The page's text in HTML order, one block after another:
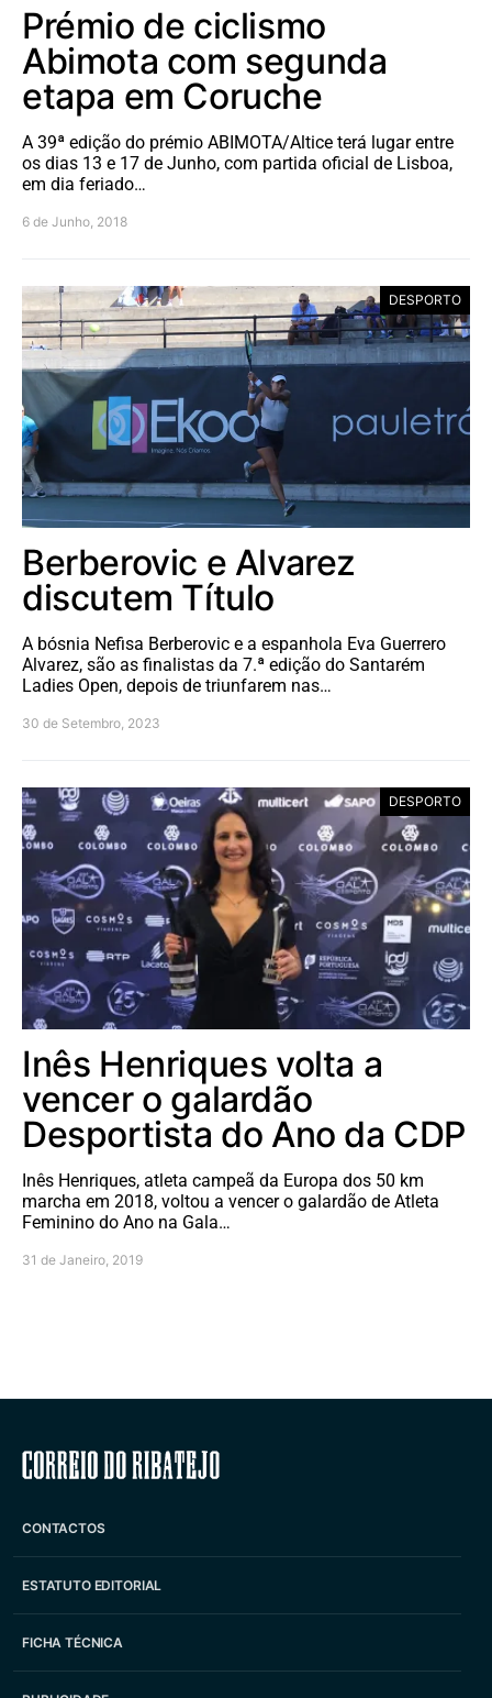
Prémio de ciclismo
Abimota com segunda
etapa em Coruche
A 39ª edição do prémio ABIMOTA/Altice terá lugar entre
os dias 13 e 17 de Junho, com partida oficial de Lisboa,
em dia feriado…
6 de Junho, 2018
DESPORTO
Berberovic e Alvarez
discutem Título
A bósnia Nefisa Berberovic e a espanhola Eva Guerrero
Alvarez, são as finalistas da 7.ª edição do Santarém
Ladies Open, depois de triunfarem nas…
30 de Setembro, 2023
DESPORTO
Inês Henriques volta a
vencer o galardão
Desportista do Ano da CDP
Inês Henriques, atleta campeã da Europa dos 50 km
marcha em 2018, voltou a vencer o galardão de Atleta
Feminino do Ano na Gala…
31 de Janeiro, 2019
Correio do Ribatejo
CONTACTOS
ESTATUTO EDITORIAL
FICHA TÉCNICA